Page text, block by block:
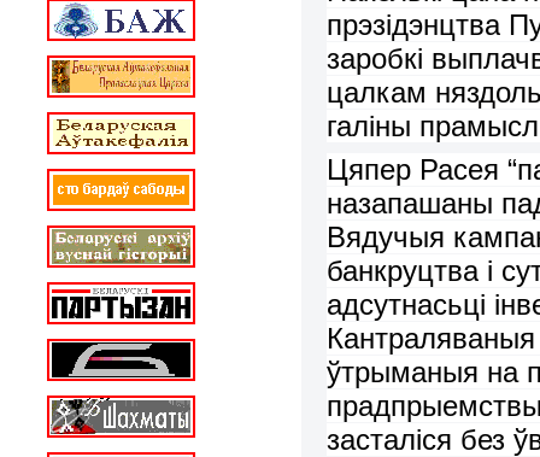
прэзідэнцтва
заробкі выпл
цалкам н
галіны
Цяпер Расея
назапашаны
Вядучыя
банкруцтва і
адсутнасьці
Кантраляваныя
ўтрыманыя на
засталіся без